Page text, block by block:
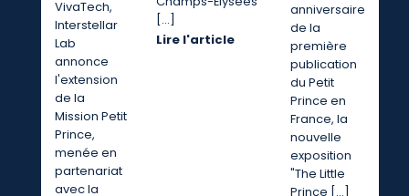
VivaTech,
Interstellar
Lab
annonce
l'extension
de la
Mission Petit
Prince,
menée en
partenariat
avec la
[…]
Lire l'article
anniversaire
de la
première
publication
du Petit
Prince en
France, la
nouvelle
exposition
"The Little
Prince […]